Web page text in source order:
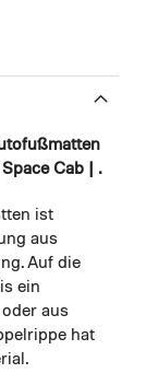
Cab | .
ist
aus
Auf die
ein
aus
hat